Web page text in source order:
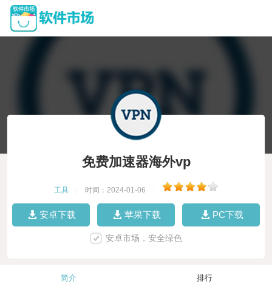
免费加速器海外vp
工具 时间：2024-01-06
安卓下载 苹果下载 PC下载
安卓市场，安全绿色
简介 排行